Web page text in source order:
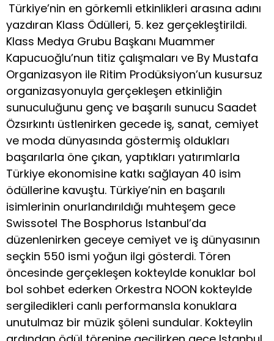
Türkiye’nin en görkemli etkinlikleri arasına adını
yazdıran Klass Ödülleri, 5. kez gerçekleştirildi.
Klass Medya Grubu Başkanı Muammer
Kapucuoğlu’nun titiz çalışmaları ve By Mustafa
Organizasyon ile Ritim Prodüksiyon’un kusursuz
organizasyonuyla gerçekleşen etkinliğin
sunuculuğunu genç ve başarılı sunucu Saadet
Özsırkıntı üstlenirken gecede iş, sanat, cemiyet
ve moda dünyasında göstermiş oldukları
başarılarla öne çıkan, yaptıkları yatırımlarla
Türkiye ekonomisine katkı sağlayan 40 isim
ödüllerine kavuştu. Türkiye’nin en başarılı
isimlerinin onurlandırıldığı muhteşem gece
Swissotel The Bosphorus Istanbul’da
düzenlenirken geceye cemiyet ve iş dünyasının
seçkin 550 ismi yoğun ilgi gösterdi. Tören
öncesinde gerçekleşen kokteylde konuklar bol
bol sohbet ederken Orkestra NOON kokteylde
sergiledikleri canlı performansla konuklara
unutulmaz bir müzik şöleni sundular. Kokteylin